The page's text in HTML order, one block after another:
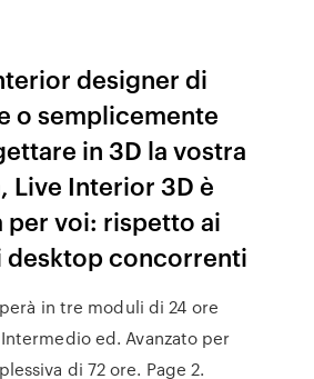
designer di
o semplicemente
in 3D la vostra
Live Interior 3D è
per voi: rispetto ai
desktop concorrenti
in tre moduli di 24 ore
ed. Avanzato per
di 72 ore. Page 2.